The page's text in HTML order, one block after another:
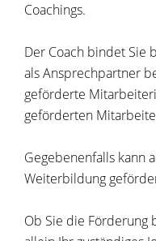
Coachings.
Der Coach bindet Sie
als Ansprechpartner
geförderte
geförderten
Gegebenenfalls kann
Weiterbildung
Ob Sie die Förderung